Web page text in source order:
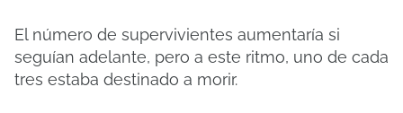
El número de supervivientes aumentaría si
seguían adelante, pero a este ritmo, uno de cada
tres estaba destinado a morir.